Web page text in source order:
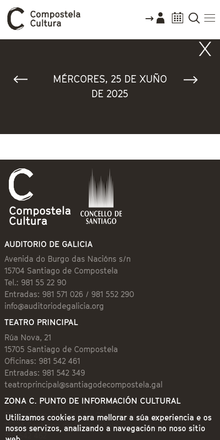
MÉRCORES, 25 DE XUÑO
DE 2025
AUDITORIO DE GALICIA
Avenida do Burgo das Nacións s/n
15704 Santiago de Compostela
Tel.: 981 55 22 90
Entradas: 981 571 026 / 981 552 290
info@auditoriodegalicia.org
TEATRO PRINCIPAL
Rúa Nova, 21
15705 Santiago de Compostela
Oficinas: 981 542 461
Entradas: 981 542 349
teatroprincipal@santiagodecompostela.gal
ZONA C. PUNTO DE INFORMACIÓN CULTURAL
Preguntoiro, 1 (Praza de Cervantes)
15704 Santiago de Compostela
981 542 462
Utilizamos cookies para mellorar a súa experiencia e os
nosos servizos, analizando a navegación no noso sitio